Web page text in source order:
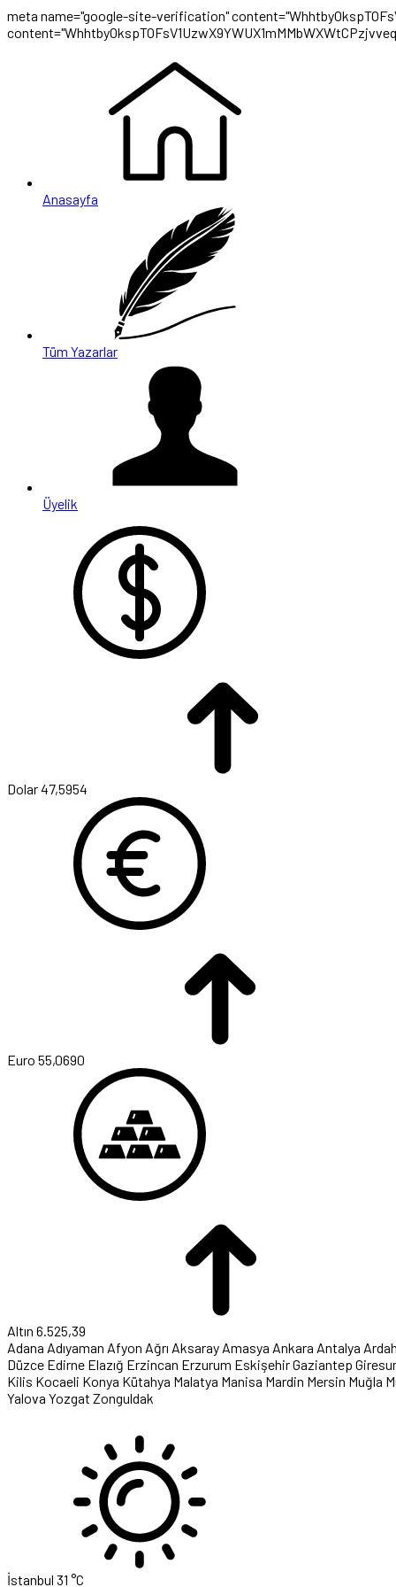
meta name="google-site-verification"
Anasayfa
Tüm Yazarlar
Üyelik
Dolar47,5954
Euro 55,0690
Altın 6.525,39
Adana Adıyaman Afyon Ağrı Aksaray Amasya Ankara Antalya
Düzce Edirne Elazığ Erzincan Erzurum EskişehirGaziantep
Kilis Kocaeli Konya Kütahya Malatya Manisa Mardin Mersin Muğla
Yalova Yozgat Zonguldak
İstanbul 31 °C